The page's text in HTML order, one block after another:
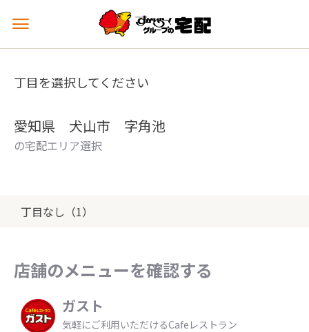
メ
ュ
を
丁目を選択してください
愛知県 犬山市 字角池
の宅配エリア選択
丁目なし（1）
店舗のメニューを確認する
ガスト
気軽にご利用いただけるCafeレストラン